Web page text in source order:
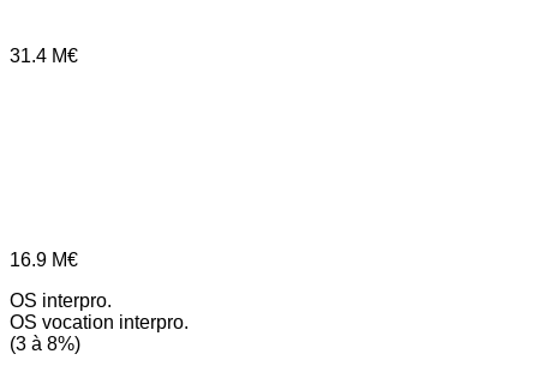
31.4 M€
16.9 M€
OS interpro.
OS vocation interpro.
(3 à 8%)